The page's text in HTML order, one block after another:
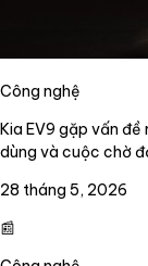
Công nghệ
Kia EV9 gặp vấn
dùng và cuộc chờ
28 tháng 5, 2026
📰